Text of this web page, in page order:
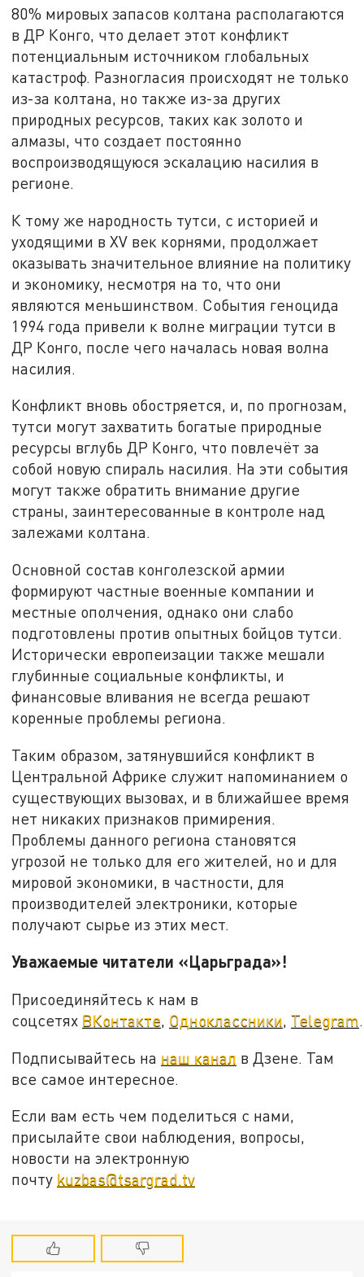
80% мировых запасов колтана располагаются
в ДР Конго, что делает этот конфликт
потенциальным источником глобальных
катастроф. Разногласия происходят не только
из-за колтана, но также из-за других
природных ресурсов, таких как золото и
алмазы, что создает постоянно
воспроизводящуюся эскалацию насилия в
регионе.
К тому же народность тутси, с историей и
уходящими в XV век корнями, продолжает
оказывать значительное влияние на политику
и экономику, несмотря на то, что они
являются меньшинством. События геноцида
1994 года привели к волне миграции тутси в
ДР Конго, после чего началась новая волна
насилия.
Конфликт вновь обостряется, и, по прогнозам,
тутси могут захватить богатые природные
ресурсы вглубь ДР Конго, что повлечёт за
собой новую спираль насилия. На эти события
могут также обратить внимание другие
страны, заинтересованные в контроле над
залежами колтана.
Основной состав конголезской армии
формируют частные военные компании и
местные ополчения, однако они слабо
подготовлены против опытных бойцов тутси.
Исторически европеизации также мешали
глубинные социальные конфликты, и
финансовые вливания не всегда решают
коренные проблемы региона.
Таким образом, затянувшийся конфликт в
Центральной Африке служит напоминанием о
существующих вызовах, и в ближайшее время
нет никаких признаков примирения.
Проблемы данного региона становятся
угрозой не только для его жителей, но и для
мировой экономики, в частности, для
производителей электроники, которые
получают сырье из этих мест.
Уважаемые читатели «Царьграда»!
Присоединяйтесь к нам в
соцсетях ВКонтакте, Одноклассники, Telegram.
Подписывайтесь на наш канал в Дзене. Там
все самое интересное.
Если вам есть чем поделиться с нами,
присылайте свои наблюдения, вопросы,
новости на электронную
почту kuzbas@tsargrad.tv